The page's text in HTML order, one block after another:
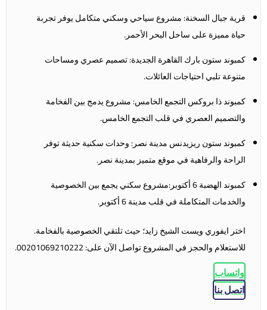
قرية جبال السخنة: مشروع سياحي وسكني متكامل يوفر تجربة
حياة مميزة على ساحل البحر الأحمر.
كمبوند ستون بارك القاهرة الجديدة: تصميم عصري ومساحات
متنوعة تلبي احتياجات العائلات.
كمبوند ذا بروكس التجمع الخامس: مشروع يدمج بين الفخامة
والتصميم العصري في قلب التجمع الخامس.
كمبوند ستون ريزيدنس مدينة نصر: وحدات سكنية حديثة توفر
الراحة والرفاهية في موقع متميز بمدينة نصر.
كمبوند الهضبة 6 أكتوبر:مشروع سكني يجمع بين الخصوصية
والخدمات المتكاملة في قلب مدينة 6 أكتوبر.
اخترايفوري ويست الشيخ زايد؛ حيث تلتقي الخصوصية بالفخامة.
للاستعلام والحجز في المشروع تواصل الآن على: 00201069210222.
واتساب
اتصل بنا